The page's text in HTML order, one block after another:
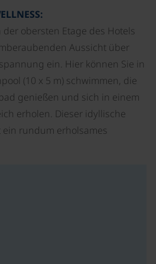
obersten Etage des Hotels
Aussicht über
ein. Hier können Sie in
(10 x 5 m) schwimmen, die
genießen und sich in einem
erholen. Dieser idyllische
rundum erholsames